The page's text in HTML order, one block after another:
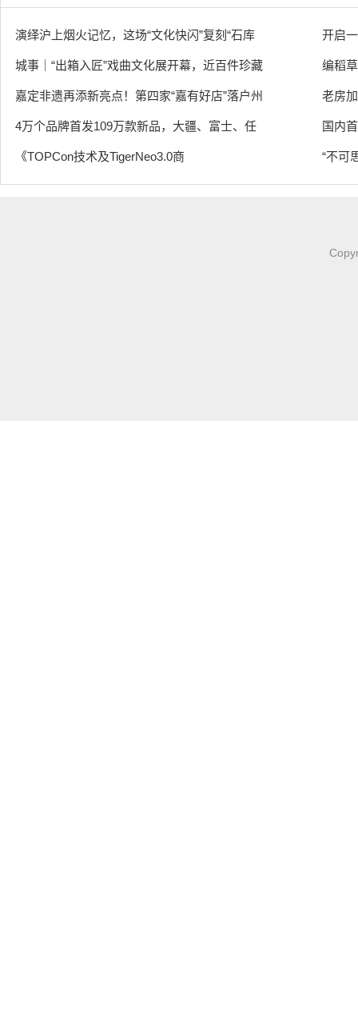
演绎沪上烟火记忆，这场“文化快闪”复刻“石库 开启
城事｜“出箱入匠”戏曲文化展开幕，近百件珍藏 编稻
嘉定非遗再添新亮点！第四家“嘉有好店”落户州 老房
4万个品牌首发109万款新品，大疆、富士、任 国内
《TOPCon技术及TigerNeo3.0商 “不可